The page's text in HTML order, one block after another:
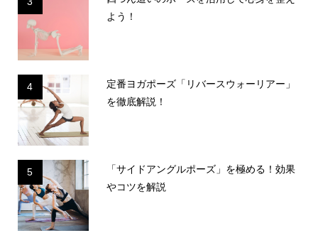
よう！
4
定番ヨガポーズ「リバースウォーリアー」
を徹底解説！
5
「サイドアングルポーズ」を極める！効果
やコツを解説